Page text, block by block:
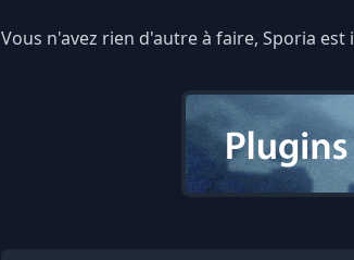
Vous n'avez rien d'autre à faire, Sporia